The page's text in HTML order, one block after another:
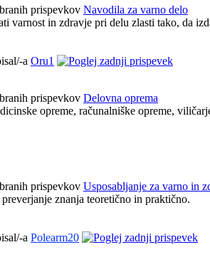
Navodila za varno delo
varnost in zdravje pri delu zlasti tako, da
a Oru1
Delovna oprema
opreme, računalniške opreme,
Usposabljanje za varno in
znanja teoretično in praktično.
a Polearm20